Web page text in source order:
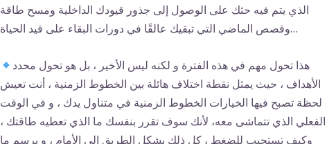
الذي يتم فيه حثك على الوصول إلى جذور قيودك الداخلية ومسح طاقة
وقصص الماضي التي تبقيك عالقًا في دورات البقاء على قيد الحياة…
هذا تحول مهم في هذه الفترة و لكنه ليس الأخير ، بل هو تحول محدد
الأهداف ، حيث يمثل نقطة اختلاف هائلة بين الخطوط الزمنية ، أنت تعيش
لحظة تصبح فيها الخيارات الخطوط الزمنية في متناول يدك ، و في الوقت
الفعلي الذي تتماشى معه، لأنك سوف تقرر بنفسك ما الذي تعطيه طاقتك ،
وكيف تستجيب للضغط ، كل ذلك يشكل الطريق إلى الأمام ، و يرسم ما